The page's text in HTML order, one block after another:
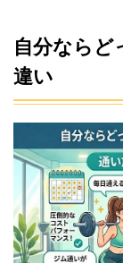
自分ならど
違い